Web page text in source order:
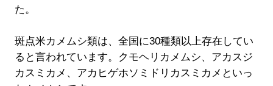
た。
斑点米カメムシ類は、全国に30種類以上存在してい
ると言われています。クモヘリカメムシ、アカスジ
カスミカメ、アカヒゲホソミドリカスミカメといっ